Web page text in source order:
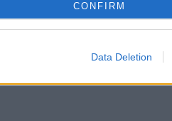
CONFIRM
Data Deletion